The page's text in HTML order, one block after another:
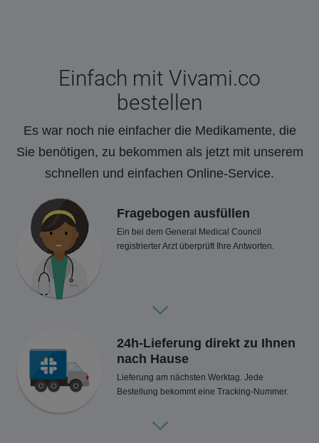
Einfach mit Vivami.co
bestellen
Es war noch nie einfacher die Medikamente, die
Sie benötigen, zu bekommen als jetzt mit unserem
schnellen und einfachen Online-Service.
Fragebogen ausfüllen
Ein bei dem General Medical Council
registrierter Arzt überprüft Ihre Antworten.
24h-Lieferung direkt zu Ihnen
nach Hause
Lieferung am nächsten Werktag. Jede
Bestellung bekommt eine Tracking-Nummer.